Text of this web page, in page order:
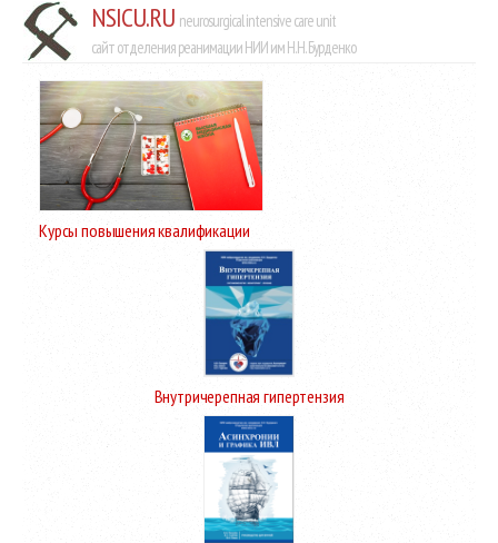
NSICU.RU neurosurgical intensive care unit
сайт отделения реанимации НИИ им Н.Н. Бурденко
Курсы повышения квалификации
Внутричерепная гипертензия